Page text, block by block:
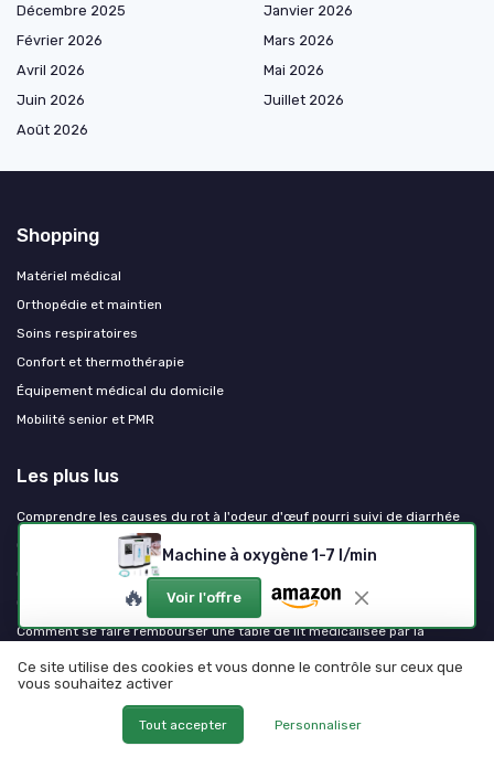
Machine à oxygène 1-7 l/min
🔥 Voir l'offre
Décembre 2025
Janvier 2026
Février 2026
Mars 2026
Avril 2026
Mai 2026
Juin 2026
Juillet 2026
Août 2026
Shopping
Matériel médical
Orthopédie et maintien
Soins respiratoires
Confort et thermothérapie
Équipement médical du domicile
Mobilité senior et PMR
Les plus lus
Comprendre les causes du rot à l'odeur d'œuf pourri suivi de diarrhée
Que faire si un fil résorbable ressort de votre cicatrice ?
Que faire lorsque le fil résorbable ne se résorbe pas ?
Quand la douleur dentaire persiste mais le dentiste ne trouve rien
Comment se faire rembourser une table de lit médicalisée par la
Les derniers articles
Location de berceau en maternité : organiser un retour à domicile serein
Ce site utilise des cookies et vous donne le contrôle sur ceux que
vous souhaitez activer
Tout accepter Personnaliser